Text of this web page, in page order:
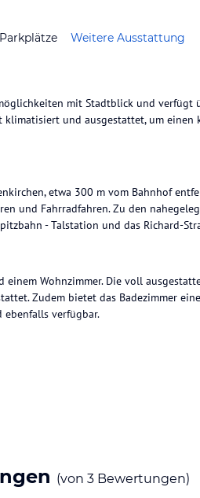
Weitere Ausstattung
mit Stadtblick und verfügt
und ausgestattet, um einen
etwa 300 m vom Bahnhof
und Fahrradfahren. Zu den
- Talstation und das Richard-
einem Wohnzimmer. Die voll
Zudem bietet das Badezimmer
ebenfalls verfügbar.
Verfügung, darunter Fahrradverleih,
(von 3 Bewertungen)